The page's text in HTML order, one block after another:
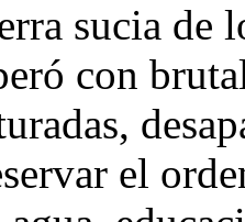
sucia de
con
el